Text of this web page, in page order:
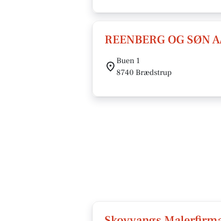
REENBERG OG SØN
Buen 1
8740 Brædstrup